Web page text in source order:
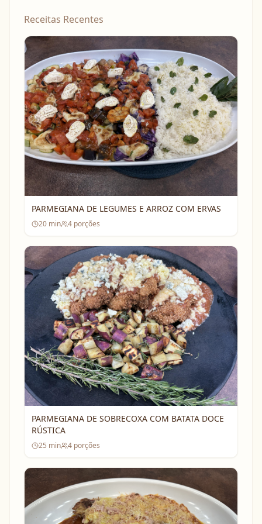
Receitas Recentes
PARMEGIANA DE LEGUMES E ARROZ COM ERVAS
20 min 4 porções
PARMEGIANA DE SOBRECOXA COM BATATA DOCE
RÚSTICA
25 min 4 porções